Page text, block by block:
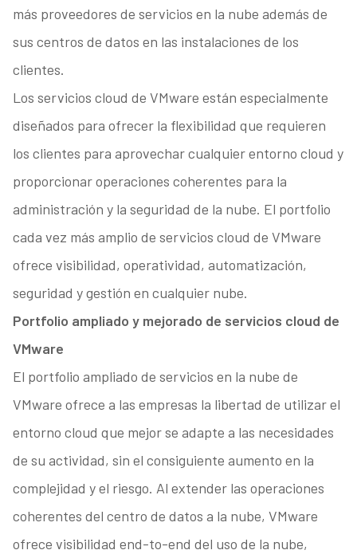
más proveedores de servicios en la nube además de
sus centros de datos en las instalaciones de los
clientes.
Los servicios cloud de VMware están especialmente
diseñados para ofrecer la flexibilidad que requieren
los clientes para aprovechar cualquier entorno cloud y
proporcionar operaciones coherentes para la
administración y la seguridad de la nube. El portfolio
cada vez más amplio de servicios cloud de VMware
ofrece visibilidad, operatividad, automatización,
seguridad y gestión en cualquier nube.
Portfolio ampliado y mejorado de servicios cloud de
VMware
El portfolio ampliado de servicios en la nube de
VMware ofrece a las empresas la libertad de utilizar el
entorno cloud que mejor se adapte a las necesidades
de su actividad, sin el consiguiente aumento en la
complejidad y el riesgo. Al extender las operaciones
coherentes del centro de datos a la nube, VMware
ofrece visibilidad end-to-end del uso de la nube,